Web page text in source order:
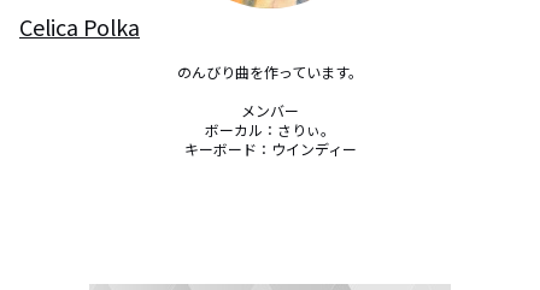
Celica Polka
のんびり曲を作っています。
メンバー
ボーカル：さりぃ。
キーボード：ウインディー